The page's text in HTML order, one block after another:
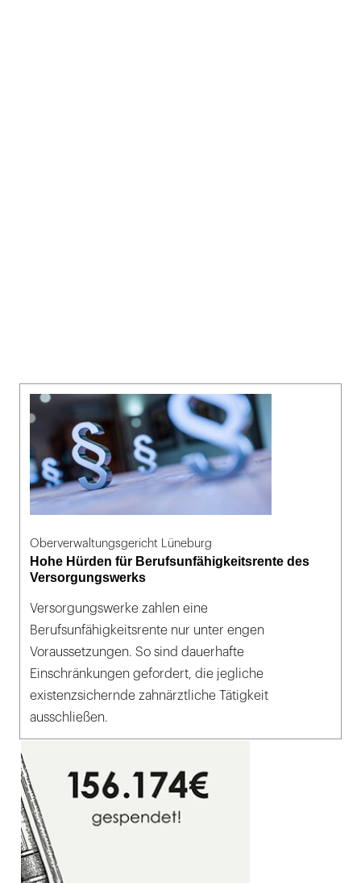
Oberverwaltungsgericht Lüneburg
Hohe Hürden für Berufsunfähigkeitsrente des
Versorgungswerks
Versorgungswerke zahlen eine
Berufsunfähigkeitsrente nur unter engen
Voraussetzungen. So sind dauerhafte
Einschränkungen gefordert, die jegliche
existenzsichernde zahnärztliche Tätigkeit
ausschließen.